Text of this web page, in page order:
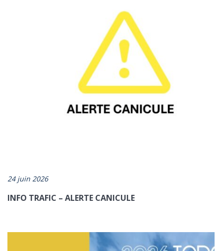
24 juin 2026
INFO TRAFIC – ALERTE CANICULE